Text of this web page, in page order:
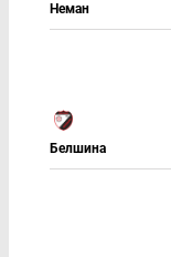
Неман
Белшина